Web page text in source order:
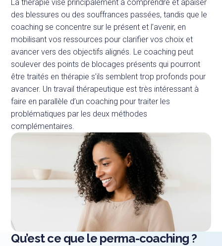
La thérapie vise principalement à comprendre et apaiser
des blessures ou des souffrances passées, tandis que le
coaching se concentre sur le présent et l’avenir, en
mobilisant vos ressources pour clarifier vos choix et
avancer vers des objectifs alignés. Le coaching peut
soulever des points de blocages présents qui pourront
être traités en thérapie s’ils semblent trop profonds pour
avancer. Un travail thérapeutique est très intéressant à
faire en parallèle d’un coaching pour traiter les
problématiques par les deux méthodes
complémentaires.
Qu’est ce que le perma-coaching ?